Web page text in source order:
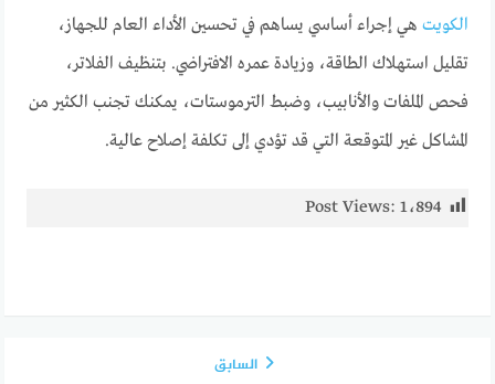
الكويت هي إجراء أساسي يساهم في تحسين الأداء العام للجهاز،
تقليل استهلاك الطاقة، وزيادة عمره الافتراضي. بتنظيف الفلاتر،
فحص الملفات والأنابيب، وضبط الترموستات، يمكنك تجنب الكثير من
المشاكل غير المتوقعة التي قد تؤدي إلى تكلفة إصلاح عالية.
Post Views: 1٬894
السابق